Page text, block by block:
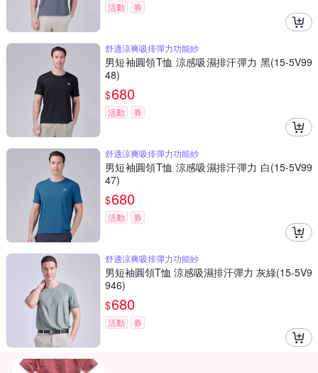
活動 券
舒適涼爽吸排彈力功能紗
男短袖圓領T恤 涼感吸濕排汗彈力 黑(15-5V99
48)
$680
活動 券
舒適涼爽吸排彈力功能紗
男短袖圓領T恤 涼感吸濕排汗彈力 白(15-5V99
47)
$680
活動 券
舒適涼爽吸排彈力功能紗
男短袖圓領T恤 涼感吸濕排汗彈力 灰綠(15-5V9
946)
$680
活動 券